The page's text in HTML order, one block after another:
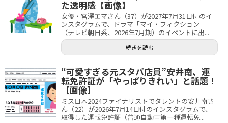
た透明感【画像】
女優・宮澤エマさん（37）が2027年7月31日付のイ
ンスタグラムで、ドラマ「マイ・フィクション」
（テレビ朝日系、2026年7月期）のイベントに出...
続きを読む
“可愛すぎる元スタバ店員”安井南、運
転免許証が「やっぱりきれい」と話題！
【画像】
ミス日本2024ファイナリストでタレントの安井南さ
ん（22）が2026年7月14日付のインスタグラムで、
取得した運転免許証（普通自動車第一種運転免...